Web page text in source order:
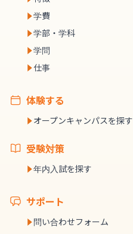
学費
学部・学科
学問
仕事
体験する
オープンキャンパスを探す
受験対策
年内入試を探す
サポート
問い合わせフォーム